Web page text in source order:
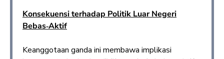
Konsekuensi terhadap Politik Luar Negeri
Bebas‑Aktif
Keanggotaan ganda ini membawa implikasi